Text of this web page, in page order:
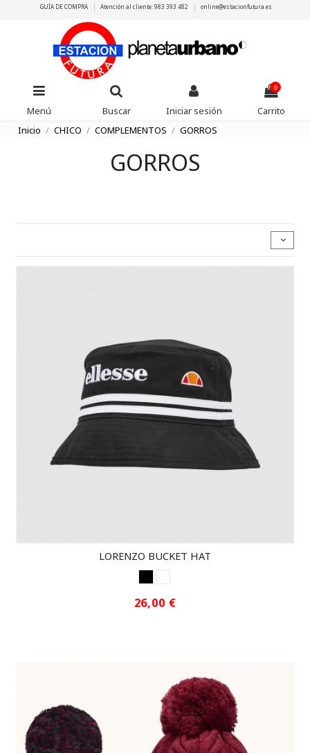
GUÍA DE COMPRA Atención al cliente: 983 393 482 online@estacionfutura.es
Menú Buscar Iniciar sesión
0
Carrito
Inicio
CHICO COMPLEMENTOS GORROS
GORROS
LORENZO BUCKET HAT
26,00 €